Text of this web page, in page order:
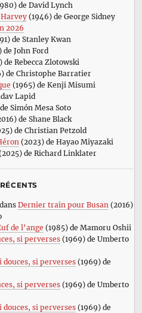
de David Lynch
(1946) de George Sidney
2026
de Stanley Kwan
de John Ford
de Rebecca Zlotowski
de Christophe Barratier
(1965) de Kenji Misumi
Lapid
Simón Mesa Soto
de Shane Black
de Christian Petzold
(2023) de Hayao Miyazaki
de Richard Linklater
dans Dernier train pour Busan (2016)
de l’ange (1985) de Mamoru Oshii
si perverses(1969) de Umberto
douces, si perverses(1969) de
si perverses(1969) de Umberto
douces, si perverses(1969) de